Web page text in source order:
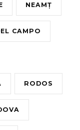
NEAMȚ
CAMPO
RODOS